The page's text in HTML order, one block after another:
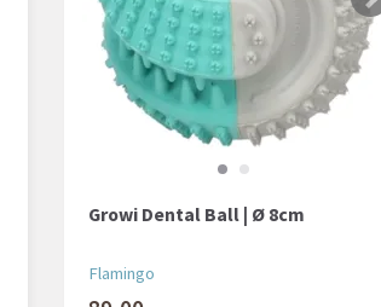
Growi Dental Ball | Ø 8cm
Flamingo